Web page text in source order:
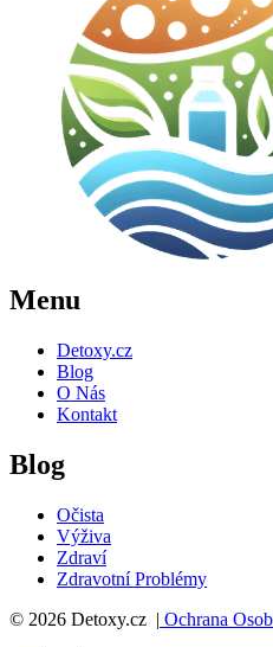
Menu
Detoxy.cz
Blog
O Nás
Kontakt
Blog
Očista
Výživa
Zdraví
Zdravotní Problémy
© 2026 Detoxy.cz | Ochrana